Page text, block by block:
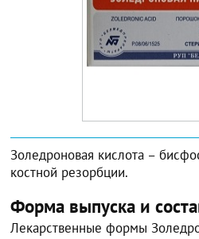
Золедроновая кислота –
костной резорбции.
Форма выпуска и
Лекарственные формы